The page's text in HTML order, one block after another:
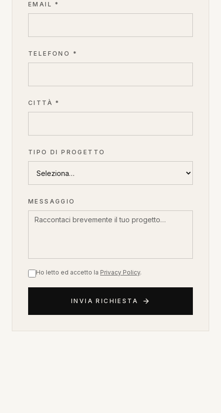
EMAIL *
TELEFONO *
CITTÀ *
TIPO DI PROGETTO
MESSAGGIO
Ho letto ed accetto la Privacy Policy.
INVIA RICHIESTA